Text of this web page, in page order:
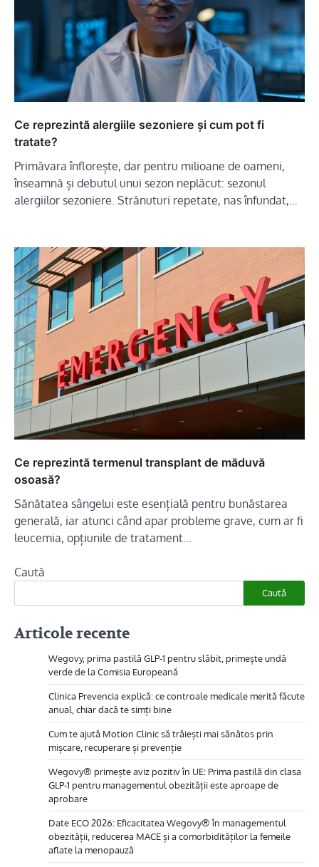
Ce reprezintă alergiile sezoniere și cum pot fi
tratate?
Primăvara înflorește, dar pentru milioane de oameni,
înseamnă și debutul unui sezon neplăcut: sezonul
alergiilor sezoniere. Strănuturi repetate, nas înfundat,…
Ce reprezintă termenul transplant de măduvă
osoasă?
Sănătatea sângelui este esențială pentru bunăstarea
generală, iar atunci când apar probleme grave, cum ar fi
leucemia, opțiunile de tratament…
Caută
Caută
Articole recente
Wegovy, prima pastilă GLP-1 pentru slăbit, primește undă
verde de la Comisia Europeană
Clinica Prevencia explică: ce controale medicale merită făcute
anual, chiar dacă te simți bine
Cum te ajută Motion Clinic să trăiești mai sănătos prin
mișcare, recuperare și prevenție
Wegovy® primește aviz pozitiv în UE: Prima pastilă din clasa
GLP-1 pentru managementul obezității este aproape de
aprobare
Date ECO 2026: Eficacitatea Wegovy® în managementul
obezității, reducerea MACE și a comorbidităților la femeile
aflate la menopauză